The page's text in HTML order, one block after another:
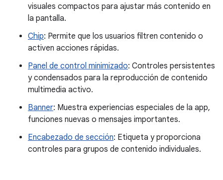
visuales compactos para ajustar más contenido en
la pantalla.
Chip: Permite que los usuarios filtren contenido o
activen acciones rápidas.
Panel de control minimizado: Controles persistentes
y condensados para la reproducción de contenido
multimedia activo.
Banner: Muestra experiencias especiales de la app,
funciones nuevas o mensajes importantes.
Encabezado de sección: Etiqueta y proporciona
controles para grupos de contenido individuales.